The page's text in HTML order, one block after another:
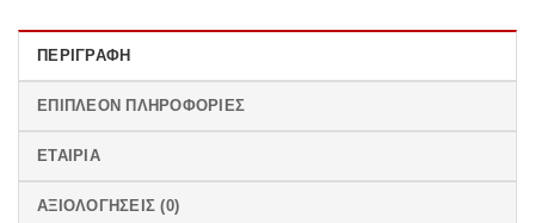
ΠΕΡΙΓΡΑΦΉ
ΕΠΙΠΛΈΟΝ ΠΛΗΡΟΦΟΡΊΕΣ
ΕΤΑΙΡΊΑ
ΑΞΙΟΛΟΓΉΣΕΙΣ (0)